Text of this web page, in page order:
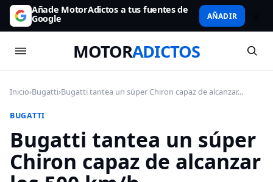
Añade MotorAdictos a tus fuentes de
Google AÑADIR
MOTORADICTOS
Inicio›Bugatti›Bugatti tantea un súper Chiron capaz de alcanzar...
BUGATTI
Bugatti tantea un súper
Chiron capaz de alcanzar